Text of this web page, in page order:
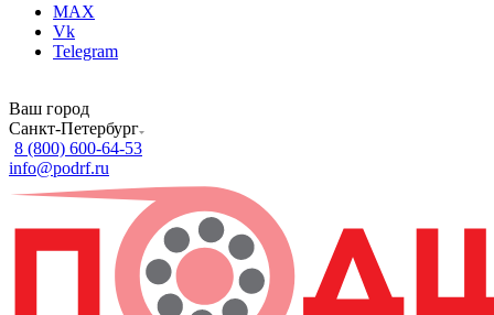
MAX
Vk
Telegram
Ваш город
Санкт-Петербург
8 (800) 600-64-53
info@podrf.ru